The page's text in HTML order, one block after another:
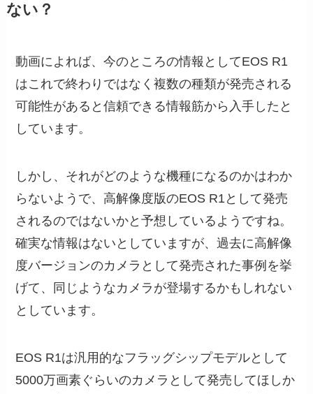
ない？
動画によれば、今のところの情報としてEOS R1
はこれで終わりではなく複数の種類が発売される
可能性があると信頼できる情報筋から入手したと
しています。
しかし、それがどのような機種になるのかはわか
らないようで、高解像度版のEOS R1として発売
されるのではないかと予想しているようですね。
確実な情報はないとしていますが、過去に高解像
度バージョンのカメラとして発売された事例を挙
げて、同じようなカメラが登場するかもしれない
としています。
EOS R1は汎用的なフラッグシップモデルとして
5000万画素ぐらいのカメラとして発売してほしか